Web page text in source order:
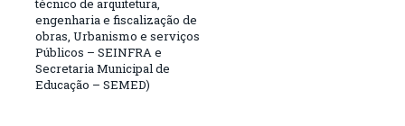
técnico de arquitetura,
engenharia e fiscalização de
obras, Urbanismo e serviços
Públicos – SEINFRA e
Secretaria Municipal de
Educação – SEMED)